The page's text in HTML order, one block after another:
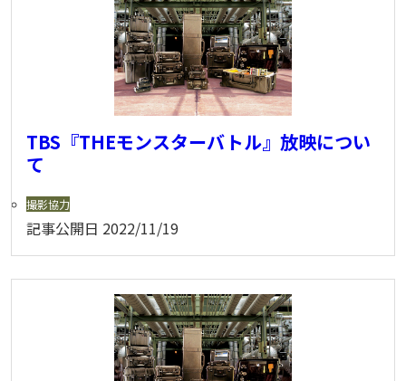
TBS『THEモンスターバトル』放映につい
て
撮影協力
記事公開日 2022/11/19